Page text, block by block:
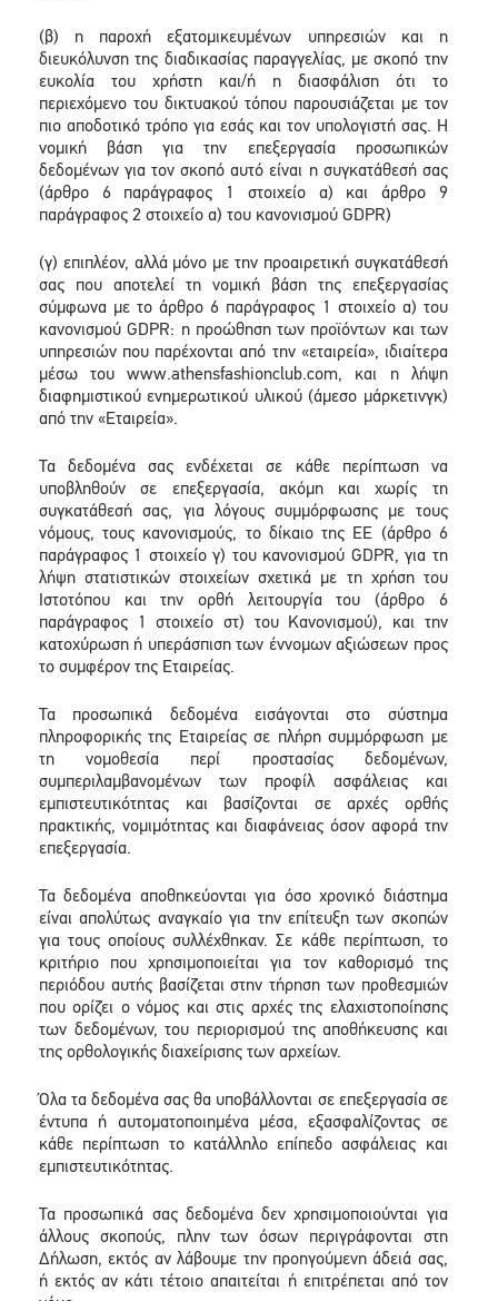
(β) η παροχή εξατομικευμένων υπηρεσιών και η
διευκόλυνση της διαδικασίας παραγγελίας, με σκοπό την
ευκολία του χρήστη και/ή η διασφάλιση ότι το
περιεχόμενο του δικτυακού τόπου παρουσιάζεται με τον
πιο αποδοτικό τρόπο για εσάς και τον υπολογιστή σας. Η
νομική βάση για την επεξεργασία προσωπικών
δεδομένων για τον σκοπό αυτό είναι η συγκατάθεσή σας
(άρθρο 6 παράγραφος 1 στοιχείο α) και άρθρο 9
παράγραφος 2 στοιχείο α) του κανονισμού GDPR)
(γ) επιπλέον, αλλά μόνο με την προαιρετική συγκατάθεσή
σας που αποτελεί τη νομική βάση της επεξεργασίας
σύμφωνα με το άρθρο 6 παράγραφος 1 στοιχείο α) του
κανονισμού GDPR: η προώθηση των προϊόντων και των
υπηρεσιών που παρέχονται από την «εταιρεία», ιδιαίτερα
μέσω του www.athensfashionclub.com, και η λήψη
διαφημιστικού ενημερωτικού υλικού (άμεσο μάρκετινγκ)
από την «Εταιρεία».
Τα δεδομένα σας ενδέχεται σε κάθε περίπτωση να
υποβληθούν σε επεξεργασία, ακόμη και χωρίς τη
συγκατάθεσή σας, για λόγους συμμόρφωσης με τους
νόμους, τους κανονισμούς, το δίκαιο της ΕΕ (άρθρο 6
παράγραφος 1 στοιχείο γ) του κανονισμού GDPR, για τη
λήψη στατιστικών στοιχείων σχετικά με τη χρήση του
Ιστοτόπου και την ορθή λειτουργία του (άρθρο 6
παράγραφος 1 στοιχείο στ) του Κανονισμού), και την
κατοχύρωση ή υπεράσπιση των έννομων αξιώσεων προς
το συμφέρον της Εταιρείας.
Τα προσωπικά δεδομένα εισάγονται στο σύστημα
πληροφορικής της Εταιρείας σε πλήρη συμμόρφωση με
τη νομοθεσία περί προστασίας δεδομένων,
συμπεριλαμβανομένων των προφίλ ασφάλειας και
εμπιστευτικότητας και βασίζονται σε αρχές ορθής
πρακτικής, νομιμότητας και διαφάνειας όσον αφορά την
επεξεργασία.
Τα δεδομένα αποθηκεύονται για όσο χρονικό διάστημα
είναι απολύτως αναγκαίο για την επίτευξη των σκοπών
για τους οποίους συλλέχθηκαν. Σε κάθε περίπτωση, το
κριτήριο που χρησιμοποιείται για τον καθορισμό της
περιόδου αυτής βασίζεται στην τήρηση των προθεσμιών
που ορίζει ο νόμος και στις αρχές της ελαχιστοποίησης
των δεδομένων, του περιορισμού της αποθήκευσης και
της ορθολογικής διαχείρισης των αρχείων.
Όλα τα δεδομένα σας θα υποβάλλονται σε επεξεργασία σε
έντυπα ή αυτοματοποιημένα μέσα, εξασφαλίζοντας σε
κάθε περίπτωση το κατάλληλο επίπεδο ασφάλειας και
εμπιστευτικότητας.
Τα προσωπικά σας δεδομένα δεν χρησιμοποιούνται για
άλλους σκοπούς, πλην των όσων περιγράφονται στη
Δήλωση, εκτός αν λάβουμε την προηγούμενη άδειά σας,
ή εκτός αν κάτι τέτοιο απαιτείται ή επιτρέπεται από τον